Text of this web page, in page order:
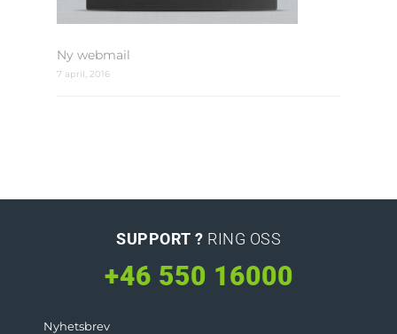
Ny webmail
7 april, 2016
SUPPORT ? RING OSS
+46 550 16000
Nyhetsbrev